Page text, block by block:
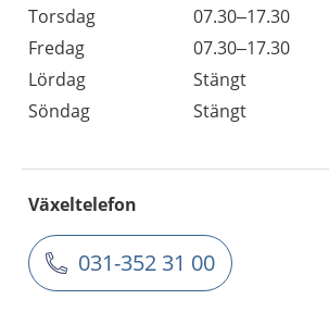
Torsdag
07.30–17.30
Fredag
07.30–17.30
Lördag
Stängt
Söndag
Stängt
Växeltelefon
031-352 31 00